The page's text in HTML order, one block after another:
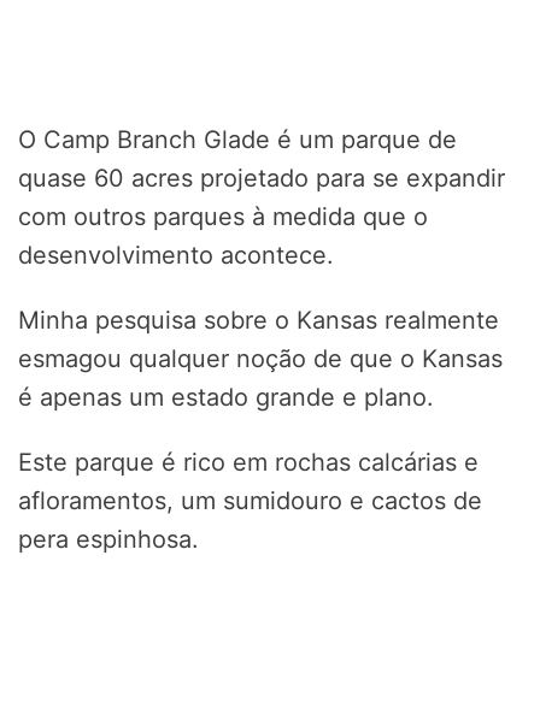
O Camp Branch Glade é um parque de
quase 60 acres projetado para se expandir
com outros parques à medida que o
desenvolvimento acontece.
Minha pesquisa sobre o Kansas realmente
esmagou qualquer noção de que o Kansas
é apenas um estado grande e plano.
Este parque é rico em rochas calcárias e
afloramentos, um sumidouro e cactos de
pera espinhosa.